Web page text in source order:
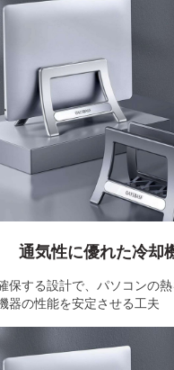
通気性に優れた冷却
保する設計で、パソコンの
器の性能を安定させる工夫